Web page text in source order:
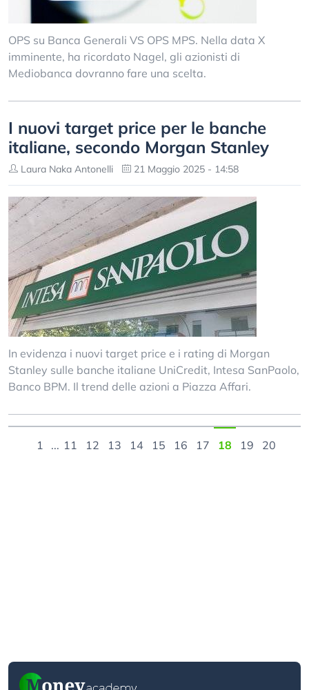
OPS su Banca Generali VS OPS MPS. Nella data X
imminente, ha ricordato Nagel, gli azionisti di
Mediobanca dovranno fare una scelta.
I nuovi target price per le banche
italiane, secondo Morgan Stanley
Laura Naka Antonelli 21 Maggio 2025 - 14:58
In evidenza i nuovi target price e i rating di Morgan
Stanley sulle banche italiane UniCredit, Intesa SanPaolo,
Banco BPM. Il trend delle azioni a Piazza Affari.
1 ... 11 12 13 14 15 16 17 18 19 20